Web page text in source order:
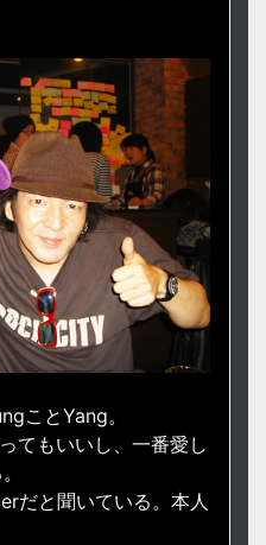
ことYang。
てもいいし、一番愛し
だと聞いている。本人